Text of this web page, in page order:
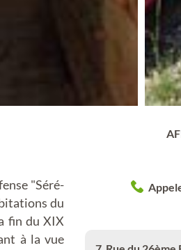
"Séré-
du
fin du XIX
à la vue